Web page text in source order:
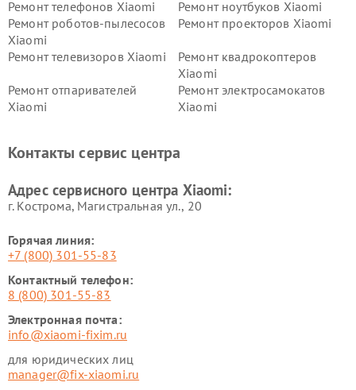
Ремонт телефонов Xiaomi
Ремонт ноутбуков Xiaomi
Ремонт роботов-пылесосов
Xiaomi
Ремонт проекторов Xiaomi
Ремонт телевизоров Xiaomi
Ремонт квадрокоптеров
Xiaomi
Ремонт отпаривателей
Xiaomi
Ремонт электросамокатов
Xiaomi
Ремонт стиральных машин
Ремонт смарт-часов Xiaomi
Контакты сервис центра
Адрес сервисного центра Xiaomi:
г. Кострома, Магистральная ул., 20
Горячая линия:
+7 (800) 301-55-83
Контактный телефон:
8 (800) 301-55-83
Электронная почта:
info@xiaomi-fixim.ru
для юридических лиц
manager@fix-xiaomi.ru